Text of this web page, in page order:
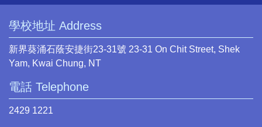
學校地址 Address
新界葵涌石蔭安捷街23-31號 23-31 On Chit Street, Shek
Yam, Kwai Chung, NT
電話 Telephone
2429 1221